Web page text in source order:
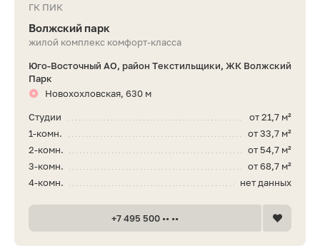
ГК ПИК
Волжский парк
жилой комплекс комфорт-класса
Юго-Восточный АО, район Текстильщики, ЖК Волжский
Парк
Новохохловская, 630 м
от 21,7 м²
Студии
от 33,7 м²
1-комн.
от 54,7 м²
2-комн.
от 68,7 м²
3-комн.
нет данных
4-комн.
+7 495 500 •• ••